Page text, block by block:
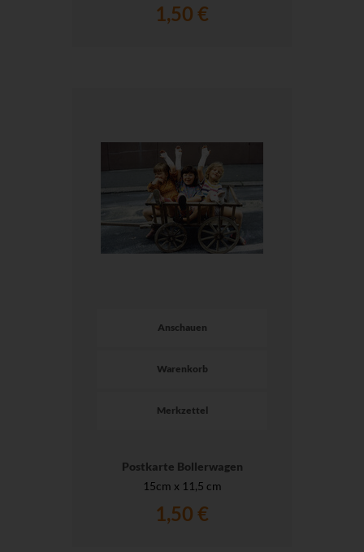
1,50 €
Anschauen
Warenkorb
Merkzettel
Postkarte Bollerwagen
15cm x 11,5 cm
1,50 €